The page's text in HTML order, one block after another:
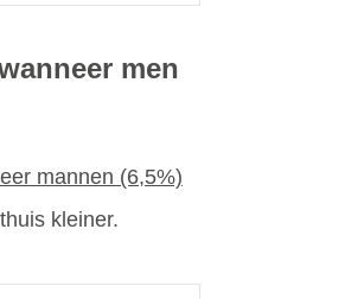
men
mannen (6,5%)
kleiner.